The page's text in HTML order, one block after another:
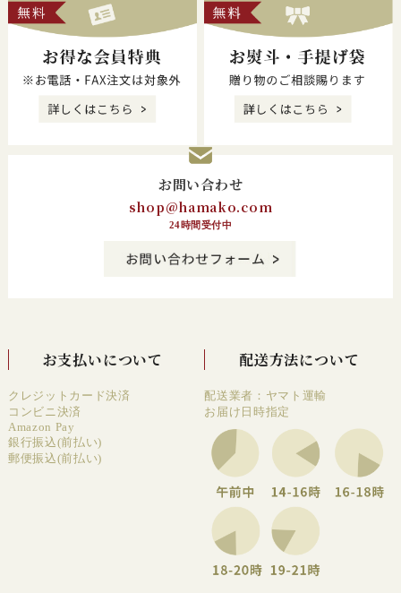
お問い合わせ
shop@hamako.com
24時間受付中
お支払いについて
クレジットカード決済
コンビニ決済
Amazon Pay
銀行振込(前払い)
郵便振込(前払い)
配送方法について
配送業者：ヤマト運輸
お届け日時指定